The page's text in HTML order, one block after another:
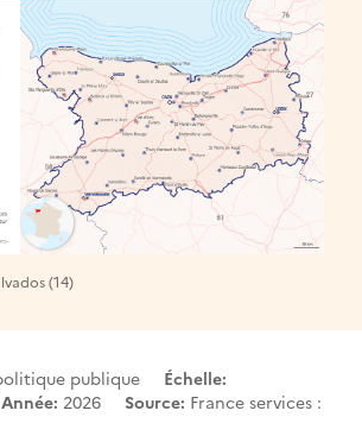
(14)
publique
Échelle:
Année: 2026 Source: France services :